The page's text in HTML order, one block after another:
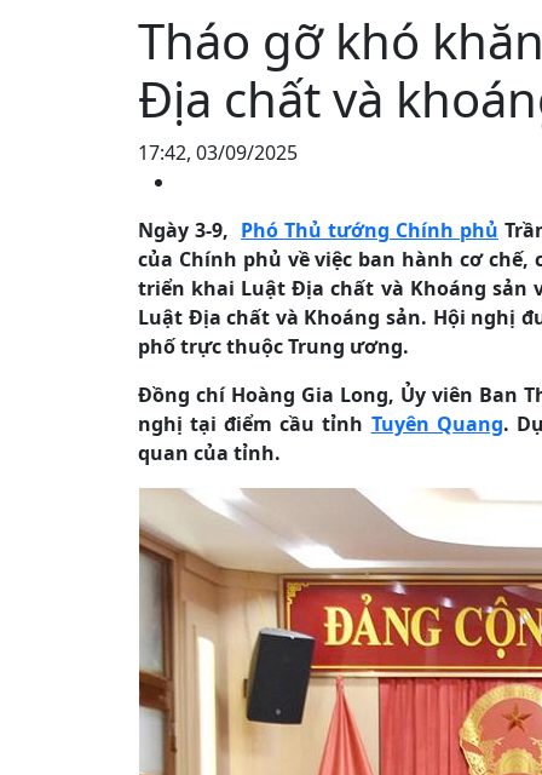
Tháo gỡ khó
Địa chất và
17:42, 03/09/2025
Ngày 3-9, Phó Thủ tướng Chính phủ
của Chính phủ về việc ban hành cơ
triển khai Luật Địa chất và Khoáng sản
Luật Địa chất và Khoáng sản. Hội nghị
phố trực thuộc Trung ương.
Đồng chí Hoàng Gia Long, Ủy viên Ban
nghị tại điểm cầu tỉnh Tuyên Quang. D
quan của tỉnh.